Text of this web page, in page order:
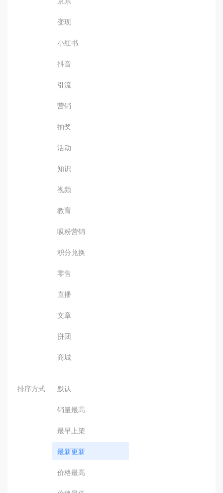
变现
小红书
抖音
引流
营销
抽奖
活动
知识
视频
教育
吸粉营销
积分兑换
零售
直播
文章
拼团
商城
排序方式 默认
销量最高
最早上架
最新更新
价格最高